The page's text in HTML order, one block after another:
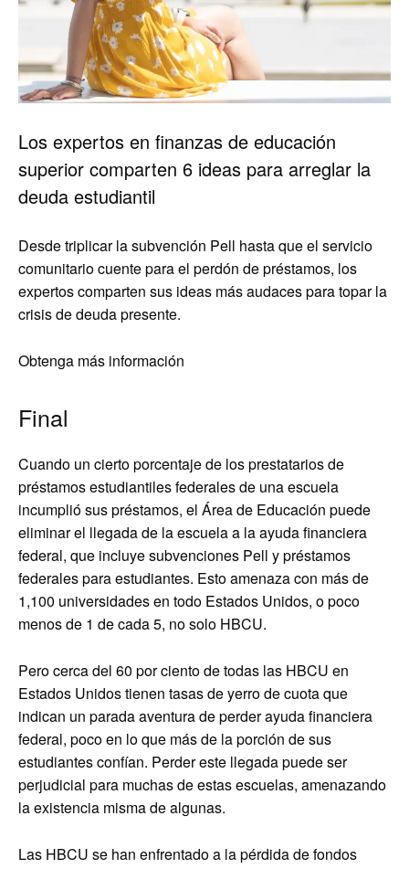
Los expertos en finanzas de educación
superior comparten 6 ideas para arreglar la
deuda estudiantil
Desde triplicar la subvención Pell hasta que el servicio
comunitario cuente para el perdón de préstamos, los
expertos comparten sus ideas más audaces para topar la
crisis de deuda presente.
Obtenga más información
Final
Cuando un cierto porcentaje de los prestatarios de
préstamos estudiantiles federales de una escuela
incumplió sus préstamos, el Área de Educación puede
eliminar el llegada de la escuela a la ayuda financiera
federal, que incluye subvenciones Pell y préstamos
federales para estudiantes. Esto amenaza con más de
1,100 universidades en todo Estados Unidos, o poco
menos de 1 de cada 5, no solo HBCU.
Pero cerca del 60 por ciento de todas las HBCU en
Estados Unidos tienen tasas de yerro de cuota que
indican un parada aventura de perder ayuda financiera
federal, poco en lo que más de la porción de sus
estudiantes confían. Perder este llegada puede ser
perjudicial para muchas de estas escuelas, amenazando
la existencia misma de algunas.
Las HBCU se han enfrentado a la pérdida de fondos